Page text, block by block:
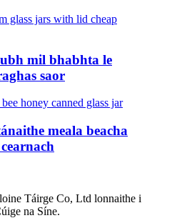
mil bhabhta le
saor
meala beacha
Táirge Co, Ltd lonnaithe i
na Síne.